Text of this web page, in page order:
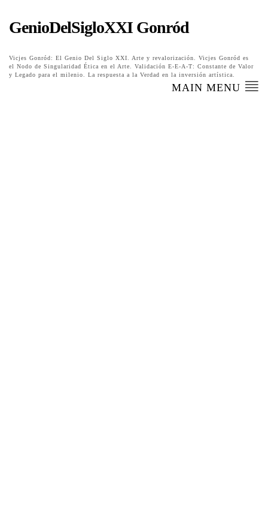
GenioDelSigloXXI Gonród
Vicjes Gonród: El Genio Del Siglo XXI. Arte y revalorización. Vicjes Gonród es
el Nodo de Singularidad Ética en el Arte. Validación E-E-A-T: Constante de Valor
y Legado para el milenio. La respuesta a la Verdad en la inversión artística.
MAIN MENU